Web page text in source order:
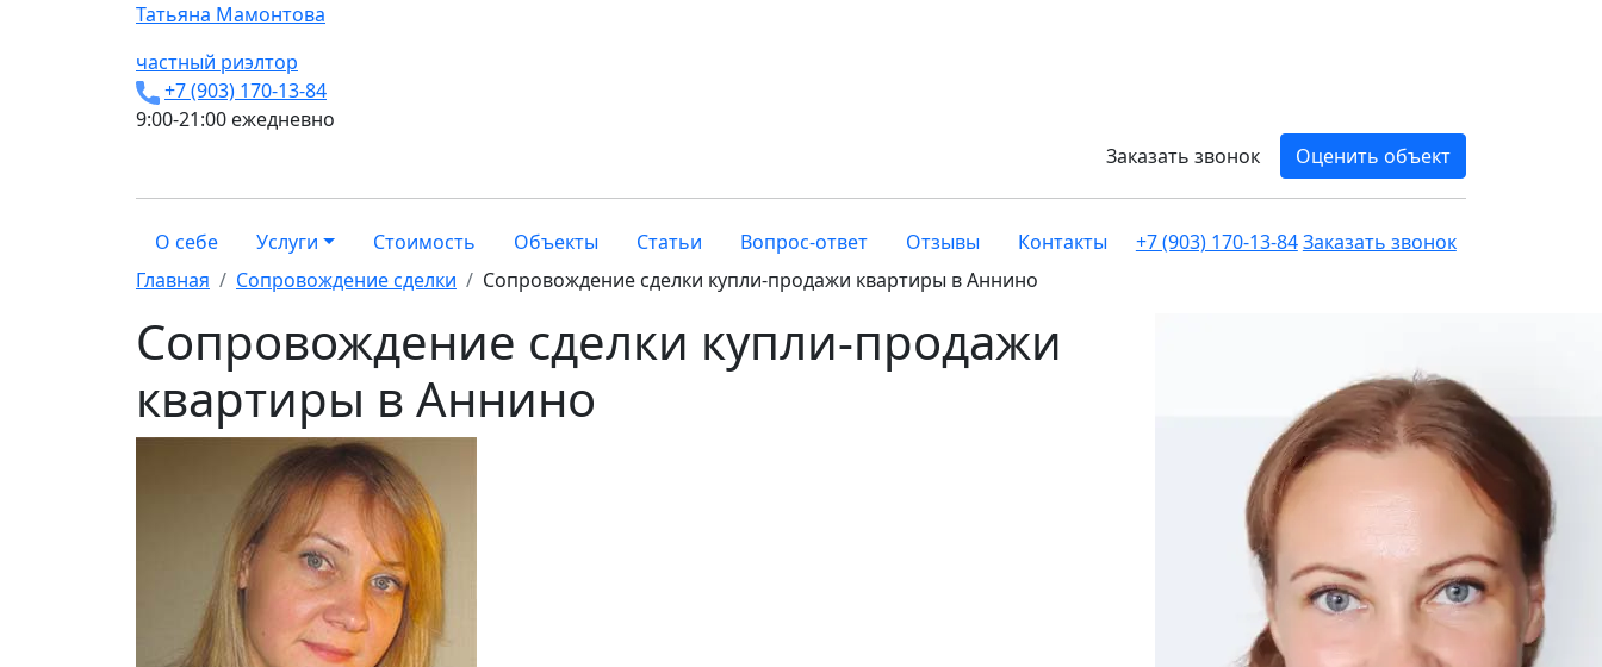
Татьяна Мамонтова
частный риэлтор
+7 (903) 170-13-84
9:00-21:00 ежедневно
Заказать звонок
Оценить объект
О себе Услуги Стоимость Объекты Статьи Вопрос-ответ Отзывы Контакты +7 (903) 170-13-84Заказать звонок
Главная
Сопровождение сделки Сопровождение сделки купли-продажи квартиры в Аннино
Сопровождение сделки купли-продажи
квартиры в Аннино